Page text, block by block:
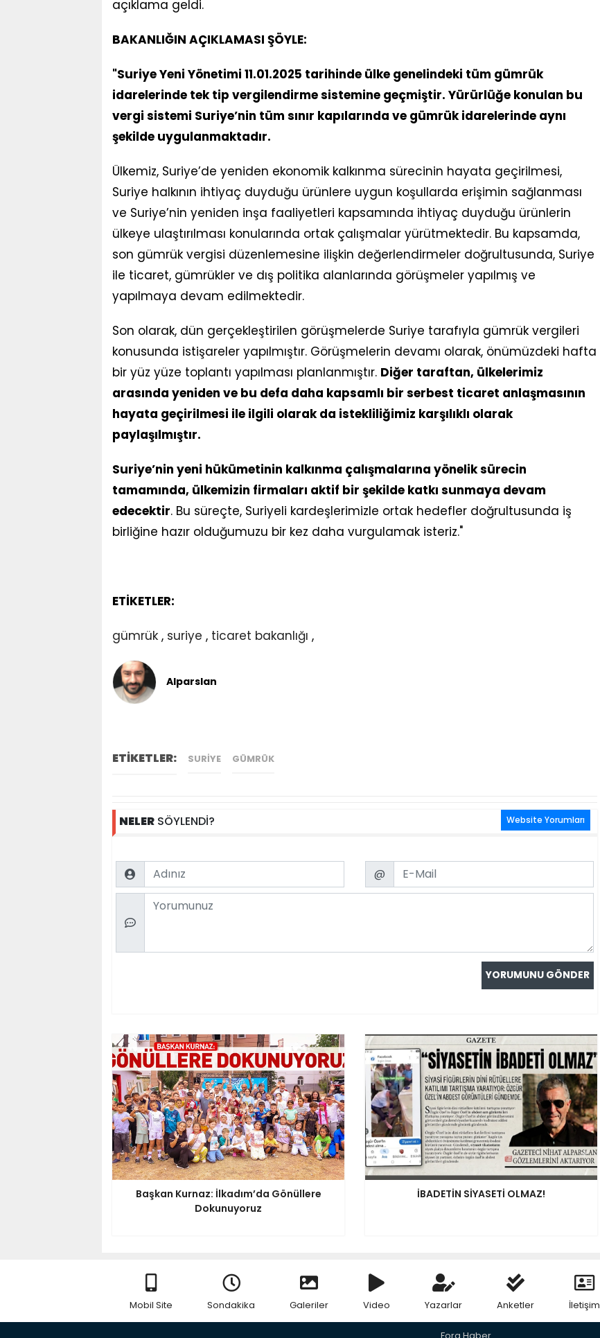
açıklama geldi.
BAKANLIĞIN AÇIKLAMASI ŞÖYLE:
"Suriye Yeni Yönetimi 11.01.2025 tarihinde ülke genelindeki tüm gümrük
idarelerinde tek tip vergilendirme sistemine geçmiştir. Yürürlüğe konulan bu
vergi sistemi Suriye’nin tüm sınır kapılarında ve gümrük idarelerinde aynı
şekilde uygulanmaktadır.
Ülkemiz, Suriye’de yeniden ekonomik kalkınma sürecinin hayata geçirilmesi,
Suriye halkının ihtiyaç duyduğu ürünlere uygun koşullarda erişimin sağlanması
ve Suriye’nin yeniden inşa faaliyetleri kapsamında ihtiyaç duyduğu ürünlerin
ülkeye ulaştırılması konularında ortak çalışmalar yürütmektedir. Bu kapsamda,
son gümrük vergisi düzenlemesine ilişkin değerlendirmeler doğrultusunda, Suriye
ile ticaret, gümrükler ve dış politika alanlarında görüşmeler yapılmış ve
yapılmaya devam edilmektedir.
Son olarak, dün gerçekleştirilen görüşmelerde Suriye tarafıyla gümrük vergileri
konusunda istişareler yapılmıştır. Görüşmelerin devamı olarak, önümüzdeki hafta
bir yüz yüze toplantı yapılması planlanmıştır. Diğer taraftan, ülkelerimiz
arasında yeniden ve bu defa daha kapsamlı bir serbest ticaret anlaşmasının
hayata geçirilmesi ile ilgili olarak da istekliliğimiz karşılıklı olarak
paylaşılmıştır.
Suriye’nin yeni hükümetinin kalkınma çalışmalarına yönelik sürecin
tamamında, ülkemizin firmaları aktif bir şekilde katkı sunmaya devam
edecektir. Bu süreçte, Suriyeli kardeşlerimizle ortak hedefler doğrultusunda iş
birliğine hazır olduğumuzu bir kez daha vurgulamak isteriz."
ETİKETLER:
gümrük , suriye , ticaret bakanlığı ,
Alparslan
ETİKETLER: SURIYE GÜMRÜK
NELER SÖYLENDİ? Website Yorumları
Name Email
@
Comment
Başkan Kurnaz: İlkadım’da Gönüllere
Dokunuyoruz
İBADETİN SİYASETİ OLMAZ!
Mobil Site Sondakika Galeriler Video Yazarlar Anketler İletişim
Fora Haber